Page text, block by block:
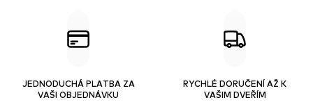
JEDNODUCHÁ PLATBA ZA
VAŠI OBJEDNÁVKU
RYCHLÉ DORUČENÍ AŽ K
VAŠIM DVEŘÍM